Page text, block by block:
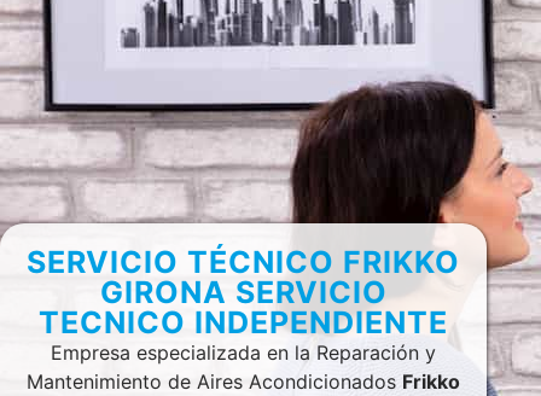
SERVICIO TÉCNICO FRIKKO
GIRONA SERVICIO
TECNICO INDEPENDIENTE
Empresa especializada en la Reparación y
Mantenimiento de Aires Acondicionados Frikko